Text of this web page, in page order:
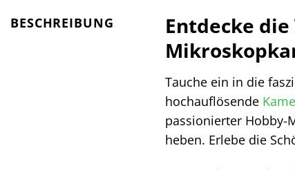
BESCHREIBUNG
Entdecke die
Tauche ein in die
hochauflösende
passionierter Hobby-
heben. Erlebe die